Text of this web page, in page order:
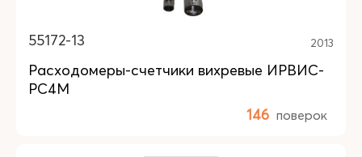
55172-13 2013
Расходомеры-счетчики вихревые ИРВИС-
РС4М
146 поверок